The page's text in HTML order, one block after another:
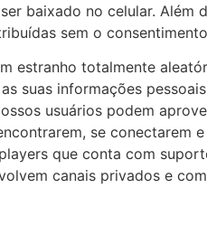
baixado no celular.
sem o
estranho totalmente
suas informações
usuários podem
se conectarem
que conta com
canais privados e